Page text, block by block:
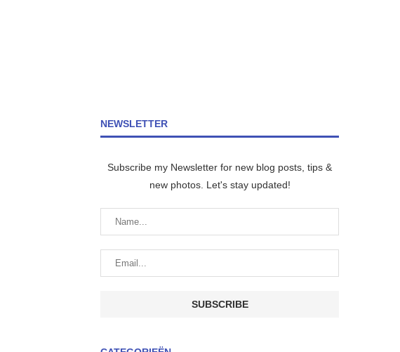
NEWSLETTER
Subscribe my Newsletter for new blog posts, tips &
new photos. Let's stay updated!